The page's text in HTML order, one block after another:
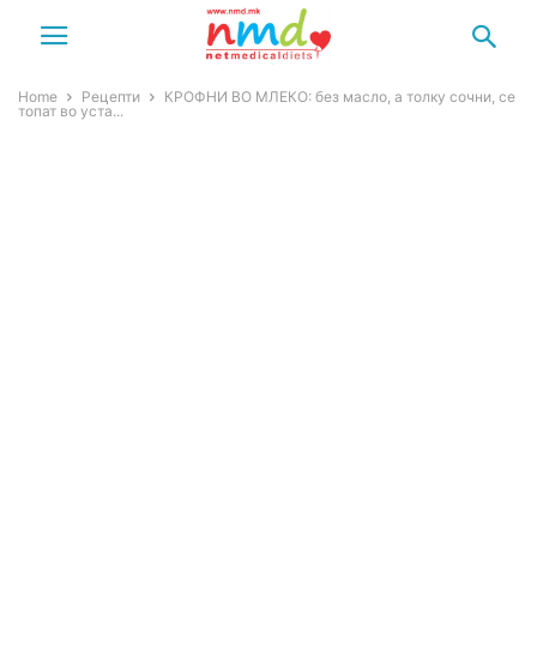
Home Рецепти
КРОФНИ ВО МЛЕКО: без масло, а толку сочни, се
топат во уста...